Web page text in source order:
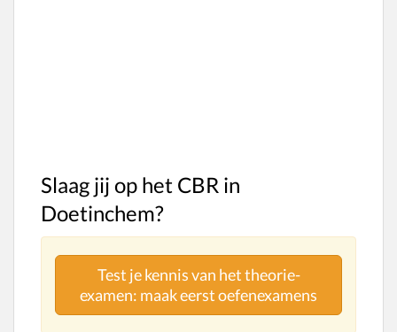
Slaag jij op het CBR in
Doetinchem?
Test je kennis van het theorie-
examen: maak eerst oefenexamens